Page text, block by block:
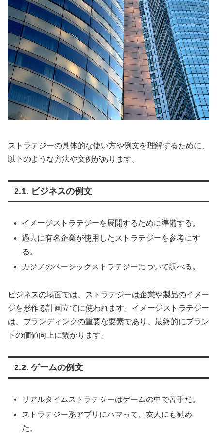
ストラテジーの具体的な使い方や例文を理解するために、
以下のような方法や文例があります。
2.1. ビジネスの例文
イメージストラテジーを展開するために準備する。
過去に有名企業が使用したストラテジーを参考にす
る。
カジノのベーシックストラテジーについて調べる。
ビジネスの場面では、ストラテジーは企業や製品のイメー
ジを形作る計画立てに使われます。イメージストラテジー
は、ブランディングの重要な要素であり、最終的にブラン
ドの価値向上に繋がります。
2.2. ゲームの例文
リアルタイムストラテジーはゲームの中で苦手だ。
ストラテジー系アプリにハマって、友人にも勧め
た。